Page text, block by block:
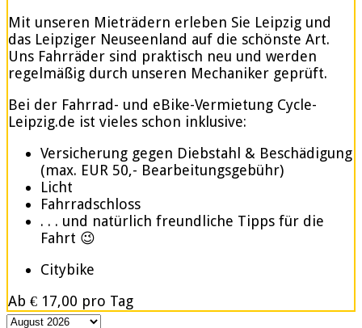
Mit unseren Mieträdern erleben Sie Leipzig und
das Leipziger Neuseenland auf die schönste Art.
Uns Fahrräder sind praktisch neu und werden
regelmäßig durch unseren Mechaniker geprüft.
Bei der Fahrrad- und eBike-Vermietung Cycle-
Leipzig.de ist vieles schon inklusive:
Versicherung gegen Diebstahl & Beschädigung
(max. EUR 50,- Bearbeitungsgebühr)
Licht
Fahrradschloss
. . . und natürlich freundliche Tipps für die
Fahrt 😉
Citybike
Ab € 17,00 pro Tag